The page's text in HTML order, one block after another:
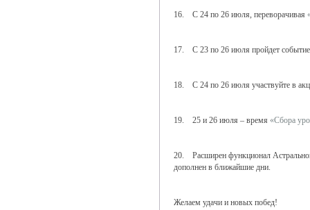
16. С 24 по 26 июля, переворачивая
17. С 23 по 26 июля пройдет
18. С 24 по 26 июля участвуйте в
19. 25 и 26 июля – время «Сбора
20. Расширен функционал
дополнен в ближайшие дни.
Желаем удачи и новых побед!